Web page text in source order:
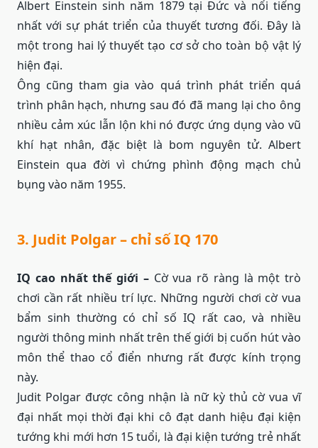
Albert Einstein sinh năm 1879 tại Đức và nổi tiếng
nhất với sự phát triển của thuyết tương đối. Đây là
một trong hai lý thuyết tạo cơ sở cho toàn bộ vật lý
hiện đại.
Ông cũng tham gia vào quá trình phát triển quá
trình phân hạch, nhưng sau đó đã mang lại cho ông
nhiều cảm xúc lẫn lộn khi nó được ứng dụng vào vũ
khí hạt nhân, đặc biệt là bom nguyên tử. Albert
Einstein qua đời vì chứng phình động mạch chủ
bụng vào năm 1955.
3. Judit Polgar – chỉ số IQ 170
IQ cao nhất thế giới – Cờ vua rõ ràng là một trò
chơi cần rất nhiều trí lực. Những người chơi cờ vua
bẩm sinh thường có chỉ số IQ rất cao, và nhiều
người thông minh nhất trên thế giới bị cuốn hút vào
môn thể thao cổ điển nhưng rất được kính trọng
này.
Judit Polgar được công nhận là nữ kỳ thủ cờ vua vĩ
đại nhất mọi thời đại khi cô đạt danh hiệu đại kiện
tướng khi mới hơn 15 tuổi, là đại kiện tướng trẻ nhất